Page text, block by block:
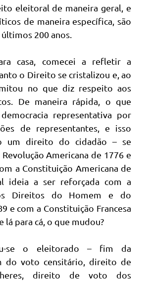
eleitoral de maneira geral, e
de maneira específica, são
200 anos.
casa, comecei a refletir a
o Direito se cristalizou e, ao
no que diz respeito aos
De maneira rápida, o que
representativa por
de representantes, e isso
um direito do cidadão – se
Americana de 1776 e
a Constituição Americana de
ideia a ser reforçada com a
Direitos do Homem e do
e com a Constituição Francesa
lá para cá, o que mudou?
se o eleitorado – fim da
do voto censitário, direito de
direito de voto dos